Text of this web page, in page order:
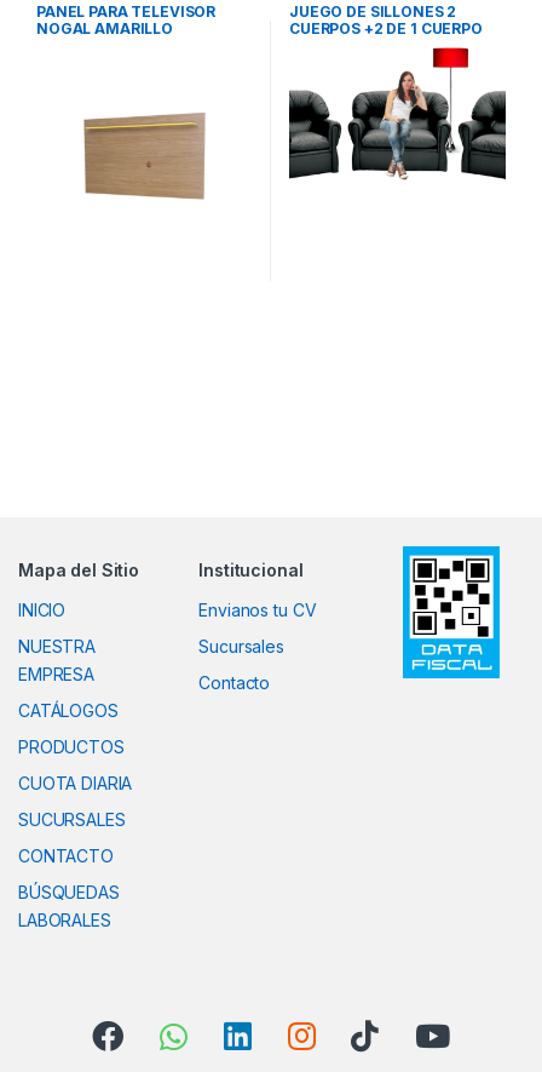
PANEL PARA TELEVISOR
NOGAL AMARILLO
JUEGO DE SILLONES 2
CUERPOS +2 DE 1 CUERPO
Mapa del Sitio
INICIO
NUESTRA
EMPRESA
CATÁLOGOS
PRODUCTOS
CUOTA DIARIA
SUCURSALES
CONTACTO
BÚSQUEDAS
LABORALES
Institucional
Envianos tu CV
Sucursales
Contacto